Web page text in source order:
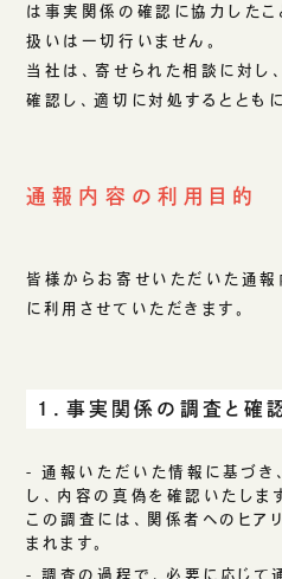
は事実関係の確認に協力したこ
扱いは一切行いません。
当社は、寄せられた相談に対し
確認し、適切に対処するととも
通報内容の利用目的
皆様からお寄せいただいた通報
に利用させていただきます。
１．事実関係の調査と確
- 通報いただいた情報に基づき
し、内容の真偽を確認いたします
この調査には、関係者へのヒア
まれます。
- 調査の過程で、必要に応じて